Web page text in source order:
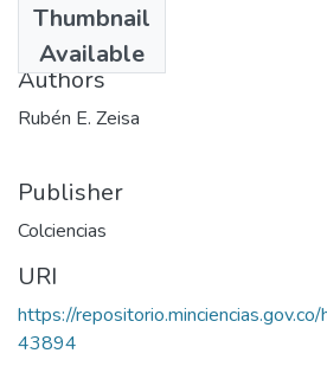
Thumbnail
Available
1976
Authors
Rubén E. Zeisa
Publisher
Colciencias
URI
https://
43894